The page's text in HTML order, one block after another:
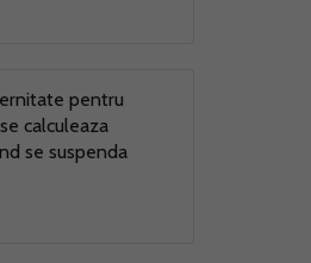
pentru
calculeaza
se suspenda